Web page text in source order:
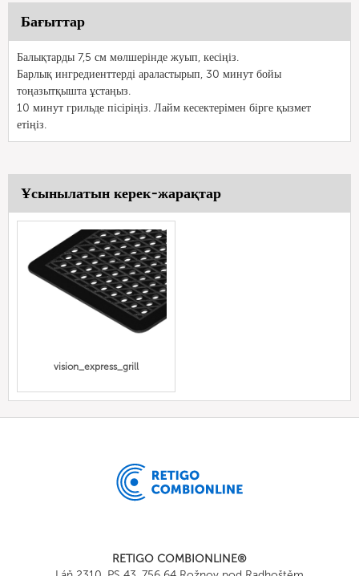
Бағыттар
Балықтарды 7,5 см мөлшерінде жуып, кесіңіз.
Барлық ингредиенттерді араластырып, 30 минут бойы
тоңазытқышта ұстаңыз.
10 минут грильде пісіріңіз. Лайм кесектерімен бірге қызмет
етіңіз.
Ұсынылатын керек-жарақтар
vision_express_grill
RETIGO COMBIONLINE®